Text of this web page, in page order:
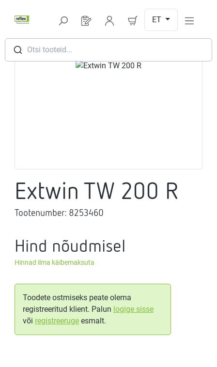
Otsi tooteid...
Sul on 0 toodet soovinimekirjas
ET
Jäta pildigalerii vahele
Extwin TW 200 R
Tootenumber: 8253460
Hind nõudmisel
Hinnad ilma käibemaksuta
Toodete ostmiseks peate olema
registreeritud klient. Palun logige sisse
või registreeruge esmalt.